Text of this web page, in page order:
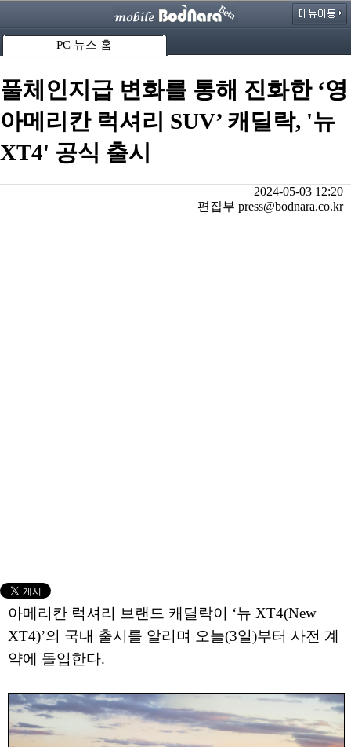
PC 뉴스 홈
풀체인지급 변화를 통해 진화한 ‘영
아메리칸 럭셔리 SUV’ 캐딜락, '뉴
XT4' 공식 출시
2024-05-03 12:20
편집부 press@bodnara.co.kr
아메리칸 럭셔리 브랜드 캐딜락이 ‘뉴 XT4(New
XT4)’의 국내 출시를 알리며 오늘(3일)부터 사전 계
약에 돌입한다.